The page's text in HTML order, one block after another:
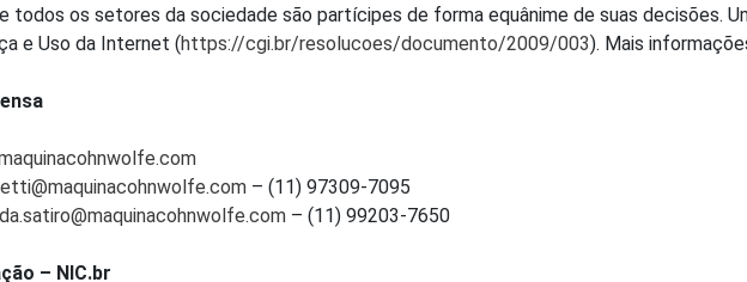
todos os setores da sociedade são partícipes de forma equânime de suas decisões.
e Uso da Internet (https://cgi.br/resolucoes/documento/2009/003). Mais
– (11) 97309-7095
– (11) 99203-7650
– NIC.br